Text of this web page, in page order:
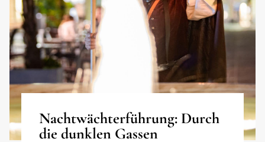
Nachtwächterführung: Durch
die dunklen Gassen